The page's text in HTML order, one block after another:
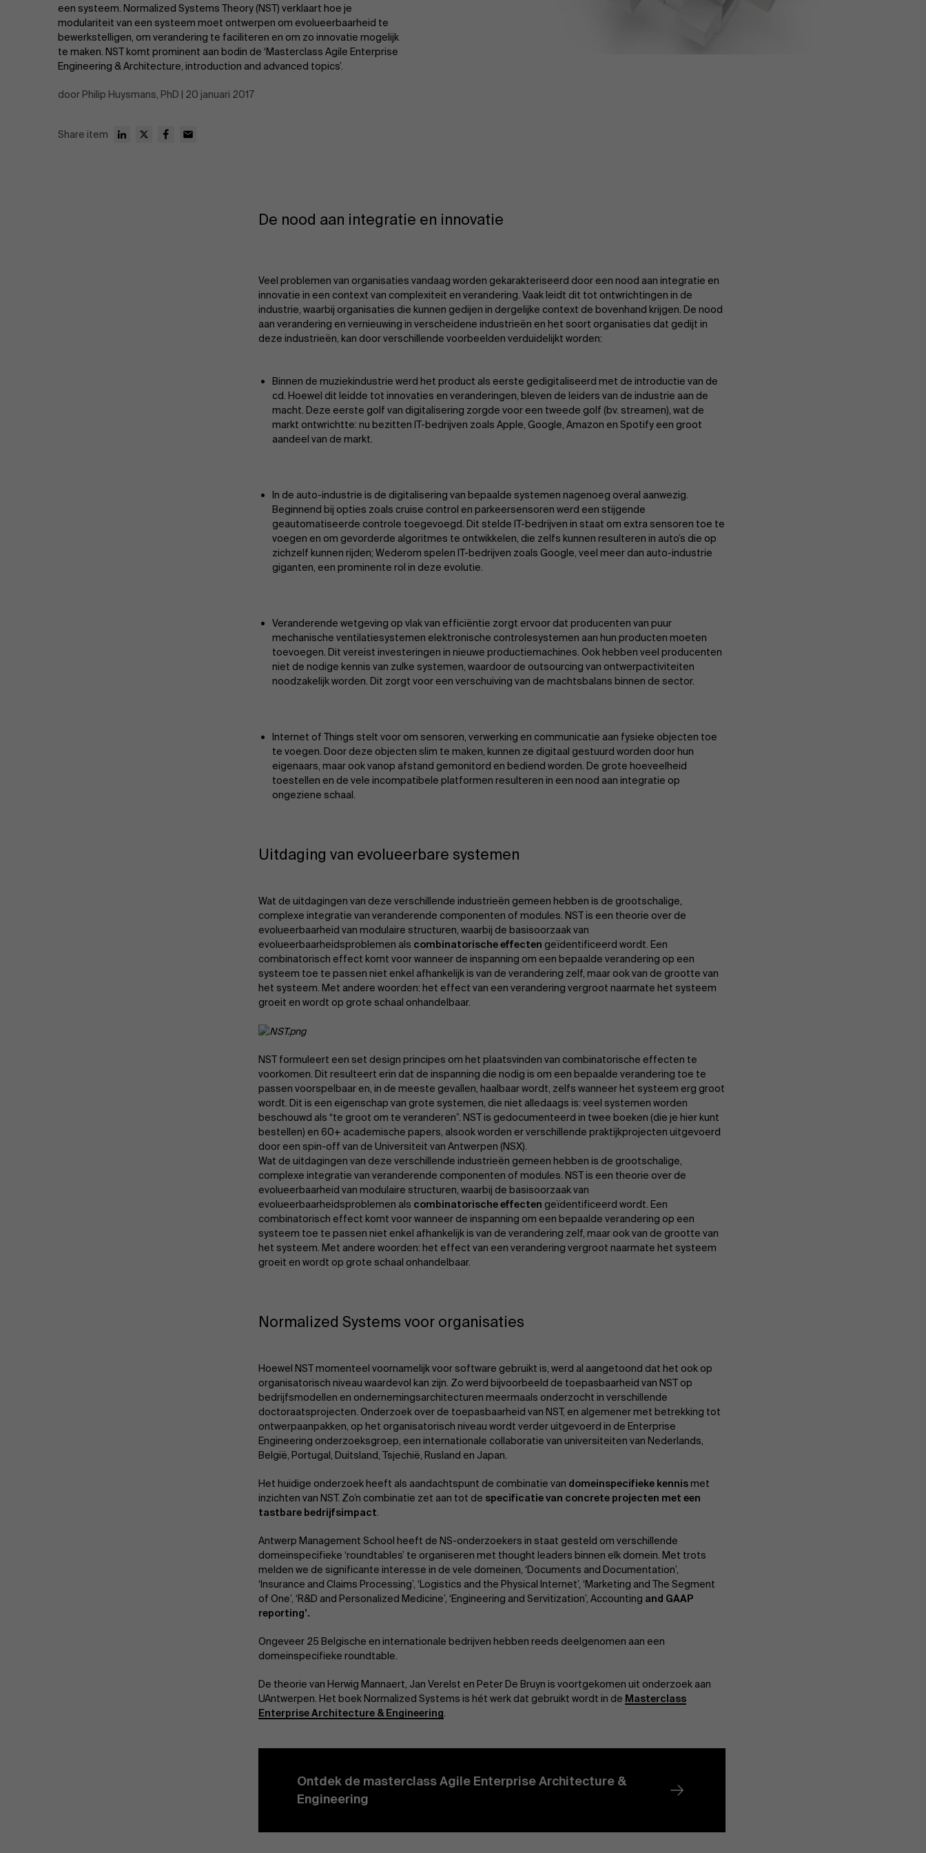
Vastgoed
Over Antwerp Management School
een systeem. Normalized Systems Theory (NST) verklaart hoe je
modulariteit van een systeem moet ontwerpen om evolueerbaarheid te
bewerkstelligen, om verandering te faciliteren en om zo innovatie mogelijk
te maken. NST komt prominent aan bodin de ‘Masterclass Agile Enterprise
Engineering & Architecture, introduction and advanced topics’.
door Philip Huysmans, PhD | 20 januari 2017
Share item
De nood aan integratie en innovatie
Veel problemen van organisaties vandaag worden gekarakteriseerd door een nood aan integratie en
innovatie in een context van complexiteit en verandering. Vaak leidt dit tot ontwrichtingen in de
industrie, waarbij organisaties die kunnen gedijen in dergelijke context de bovenhand krijgen. De nood
aan verandering en vernieuwing in verscheidene industrieën en het soort organisaties dat gedijt in
deze industrieën, kan door verschillende voorbeelden verduidelijkt worden:
Binnen de muziekindustrie werd het product als eerste gedigitaliseerd met de introductie van de
cd. Hoewel dit leidde tot innovaties en veranderingen, bleven de leiders van de industrie aan de
macht. Deze eerste golf van digitalisering zorgde voor een tweede golf (bv. streamen), wat de
markt ontwrichtte: nu bezitten IT-bedrijven zoals Apple, Google, Amazon en Spotify een groot
aandeel van de markt.
In de auto-industrie is de digitalisering van bepaalde systemen nagenoeg overal aanwezig.
Beginnend bij opties zoals cruise control en parkeersensoren werd een stijgende
geautomatiseerde controle toegevoegd. Dit stelde IT-bedrijven in staat om extra sensoren toe te
voegen en om gevorderde algoritmes te ontwikkelen, die zelfs kunnen resulteren in auto’s die op
zichzelf kunnen rijden; Wederom spelen IT-bedrijven zoals Google, veel meer dan auto-industrie
giganten, een prominente rol in deze evolutie.
Veranderende wetgeving op vlak van efficiëntie zorgt ervoor dat producenten van puur
mechanische ventilatiesystemen elektronische controlesystemen aan hun producten moeten
toevoegen. Dit vereist investeringen in nieuwe productiemachines. Ook hebben veel producenten
niet de nodige kennis van zulke systemen, waardoor de outsourcing van ontwerpactiviteiten
noodzakelijk worden. Dit zorgt voor een verschuiving van de machtsbalans binnen de sector.
Internet of Things stelt voor om sensoren, verwerking en communicatie aan fysieke objecten toe
te voegen. Door deze objecten slim te maken, kunnen ze digitaal gestuurd worden door hun
eigenaars, maar ook vanop afstand gemonitord en bediend worden. De grote hoeveelheid
toestellen en de vele incompatibele platformen resulteren in een nood aan integratie op
ongeziene schaal.
Uitdaging van evolueerbare systemen
Wat de uitdagingen van deze verschillende industrieën gemeen hebben is de grootschalige,
complexe integratie van veranderende componenten of modules. NST is een theorie over de
evolueerbaarheid van modulaire structuren, waarbij de basisoorzaak van
evolueerbaarheidsproblemen als combinatorische effecten geïdentificeerd wordt. Een
combinatorisch effect komt voor wanneer de inspanning om een bepaalde verandering op een
systeem toe te passen niet enkel afhankelijk is van de verandering zelf, maar ook van de grootte van
het systeem. Met andere woorden: het effect van een verandering vergroot naarmate het systeem
groeit en wordt op grote schaal onhandelbaar.
NST formuleert een set design principes om het plaatsvinden van combinatorische effecten te
voorkomen. Dit resulteert erin dat de inspanning die nodig is om een bepaalde verandering toe te
passen voorspelbaar en, in de meeste gevallen, haalbaar wordt, zelfs wanneer het systeem erg groot
wordt. Dit is een eigenschap van grote systemen, die niet alledaags is: veel systemen worden
beschouwd als “te groot om te veranderen”. NST is gedocumenteerd in twee boeken (die jehierkunt
bestellen) en 60+ academische papers, alsook worden er verschillende praktijkprojecten uitgevoerd
door een spin-off van de Universiteit van Antwerpen (NSX).
Wat de uitdagingen van deze verschillende industrieën gemeen hebben is de grootschalige,
complexe integratie van veranderende componenten of modules. NST is een theorie over de
evolueerbaarheid van modulaire structuren, waarbij de basisoorzaak van
evolueerbaarheidsproblemen als combinatorische effecten geïdentificeerd wordt. Een
combinatorisch effect komt voor wanneer de inspanning om een bepaalde verandering op een
systeem toe te passen niet enkel afhankelijk is van de verandering zelf, maar ook van de grootte van
het systeem. Met andere woorden: het effect van een verandering vergroot naarmate het systeem
groeit en wordt op grote schaal onhandelbaar.
Normalized Systems voor organisaties
Hoewel NST momenteel voornamelijk voor software gebruikt is, werd al aangetoond dat het ook op
organisatorisch niveau waardevol kan zijn. Zo werd bijvoorbeeld de toepasbaarheid van NST op
bedrijfsmodellen en ondernemingsarchitecturen meermaals onderzocht in verschillende
doctoraatsprojecten. Onderzoek over de toepasbaarheid van NST, en algemener met betrekking tot
ontwerpaanpakken, op het organisatorisch niveau wordt verder uitgevoerd in de Enterprise
Engineering onderzoeksgroep, een internationale collaboratie van universiteiten van Nederlands,
België, Portugal, Duitsland, Tsjechië, Rusland en Japan.
Het huidige onderzoek heeft als aandachtspunt de combinatie van domeinspecifieke kennismet
inzichten van NST. Zo’n combinatie zet aan tot de specificatie van concrete projecten met een
tastbare bedrijfsimpact.
Antwerp Management School heeft de NS-onderzoekers in staat gesteld om verschillende
domeinspecifieke ‘roundtables’ te organiseren met thought leaders binnen elk domein. Met trots
melden we de significante interesse in de vele domeinen, ‘Documents and Documentation’,
‘Insurance and Claims Processing’, ‘Logistics and the Physical Internet’, ‘Marketing and The Segment
of One’, ‘R&D and Personalized Medicine’, ‘Engineering and Servitization’, Accounting and GAAP
reporting’.
Ongeveer 25 Belgische en internationale bedrijven hebben reeds deelgenomen aan een
domeinspecifieke roundtable.
De theorie van Herwig Mannaert, Jan Verelst en Peter De Bruyn is voortgekomen uit onderzoek aan
UAntwerpen. Het boek Normalized Systems is hét werk dat gebruikt wordt in de Masterclass
Enterprise Architecture & Engineering.
Ontdek de masterclass Agile Enterprise Architecture &
Engineering